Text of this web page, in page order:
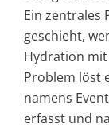
Ein zentrales
geschieht,
Hydration mit
Problem löst
namens
erfasst und